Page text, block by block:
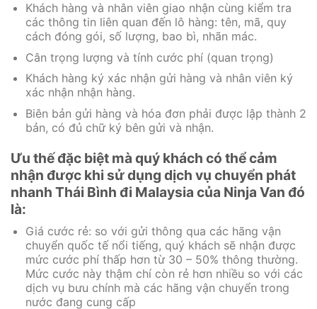
Khách hàng và nhân viên giao nhận cùng kiểm tra
các thông tin liên quan đến lô hàng: tên, mã, quy
cách đóng gói, số lượng, bao bì, nhãn mác.
Cân trọng lượng và tính cước phí (quan trọng)
Khách hàng ký xác nhận gửi hàng và nhân viên ký
xác nhận nhận hàng.
Biên bản gửi hàng và hóa đơn phải được lập thành 2
bản, có đủ chữ ký bên gửi và nhận.
Ưu thế đặc biệt mà quý khách có thể cảm
nhận được khi sử dụng dịch vụ chuyển phát
nhanh Thái Bình đi Malaysia của Ninja Van đó
là:
Giá cước rẻ: so với gửi thông qua các hãng vận
chuyển quốc tế nổi tiếng, quý khách sẽ nhận được
mức cước phí thấp hơn từ 30 – 50% thông thường.
Mức cước này thậm chí còn rẻ hơn nhiều so với các
dịch vụ bưu chính mà các hãng vận chuyển trong
nước đang cung cấp